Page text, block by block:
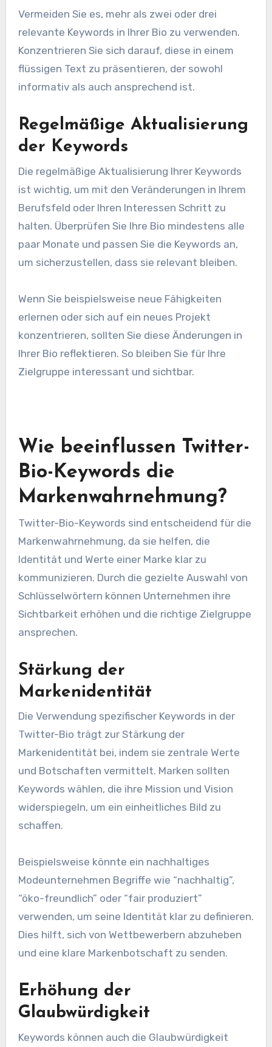
Vermeiden Sie es, mehr als zwei oder drei
relevante Keywords in Ihrer Bio zu verwenden.
Konzentrieren Sie sich darauf, diese in einem
flüssigen Text zu präsentieren, der sowohl
informativ als auch ansprechend ist.
Regelmäßige Aktualisierung
der Keywords
Die regelmäßige Aktualisierung Ihrer Keywords
ist wichtig, um mit den Veränderungen in Ihrem
Berufsfeld oder Ihren Interessen Schritt zu
halten. Überprüfen Sie Ihre Bio mindestens alle
paar Monate und passen Sie die Keywords an,
um sicherzustellen, dass sie relevant bleiben.
Wenn Sie beispielsweise neue Fähigkeiten
erlernen oder sich auf ein neues Projekt
konzentrieren, sollten Sie diese Änderungen in
Ihrer Bio reflektieren. So bleiben Sie für Ihre
Zielgruppe interessant und sichtbar.
Wie beeinflussen Twitter-
Bio-Keywords die
Markenwahrnehmung?
Twitter-Bio-Keywords sind entscheidend für die
Markenwahrnehmung, da sie helfen, die
Identität und Werte einer Marke klar zu
kommunizieren. Durch die gezielte Auswahl von
Schlüsselwörtern können Unternehmen ihre
Sichtbarkeit erhöhen und die richtige Zielgruppe
ansprechen.
Stärkung der
Markenidentität
Die Verwendung spezifischer Keywords in der
Twitter-Bio trägt zur Stärkung der
Markenidentität bei, indem sie zentrale Werte
und Botschaften vermittelt. Marken sollten
Keywords wählen, die ihre Mission und Vision
widerspiegeln, um ein einheitliches Bild zu
schaffen.
Beispielsweise könnte ein nachhaltiges
Modeunternehmen Begriffe wie “nachhaltig”,
“öko-freundlich” oder “fair produziert”
verwenden, um seine Identität klar zu definieren.
Dies hilft, sich von Wettbewerbern abzuheben
und eine klare Markenbotschaft zu senden.
Erhöhung der
Glaubwürdigkeit
Keywords können auch die Glaubwürdigkeit